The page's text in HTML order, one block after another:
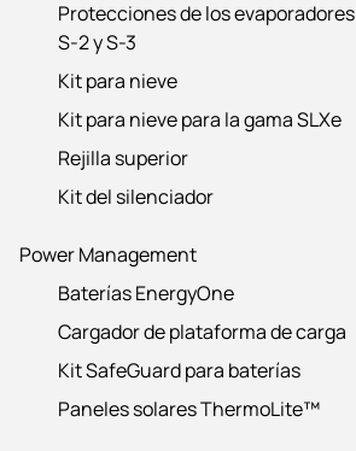
Protecciones de los evaporadores
S-2 y S-3
Kit para nieve
Kit para nieve para la gama SLXe
Rejilla superior
Kit del silenciador
Power Management
Baterías EnergyOne
Cargador de plataforma de carga
Kit SafeGuard para baterías
Paneles solares ThermoLite™